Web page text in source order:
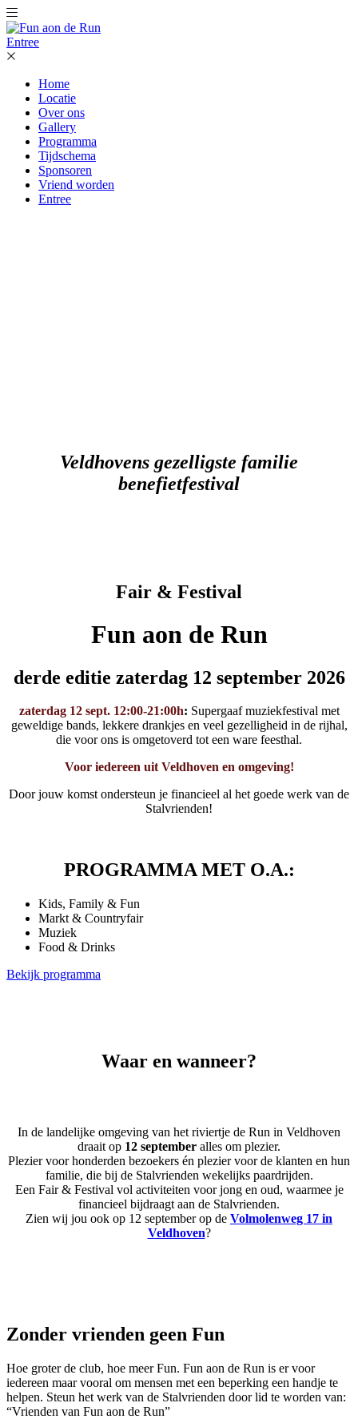
Entree
Home
Locatie
Over ons
Gallery
Programma
Tijdschema
Sponsoren
Vriend worden
Entree
Veldhovens gezelligste familie
benefietfestival
Fair & Festival
Fun aon de Run
derde editie zaterdag 12 september 2026
zaterdag 12 sept. 12:00-21:00h: Supergaaf muziekfestival met
geweldige bands, lekkere drankjes en veel gezelligheid in de rijhal,
die voor ons is omgetoverd tot een ware feesthal.
Voor iedereen uit Veldhoven en omgeving!
Door jouw komst ondersteun je financieel al het goede werk van de
Stalvrienden!
PROGRAMMA MET O.A.:
Kids, Family & Fun
Markt & Countryfair
Muziek
Food & Drinks
Bekijk programma
Waar en wanneer?
In de landelijke omgeving van het riviertje de Run in Veldhoven
draait op 12 september alles om plezier.
Plezier voor honderden bezoekers én plezier voor de klanten en hun
familie, die bij de Stalvrienden wekelijks paardrijden.
Een Fair & Festival vol activiteiten voor jong en oud, waarmee je
financieel bijdraagt aan de Stalvrienden.
Zien wij jou ook op 12 september op de Volmolenweg 17 in
Veldhoven?
Zonder vrienden geen Fun
Hoe groter de club, hoe meer Fun. Fun aon de Run is er voor
iedereen maar vooral om mensen met een beperking een handje te
helpen. Steun het werk van de Stalvrienden door lid te worden van:
“Vrienden van Fun aon de Run”